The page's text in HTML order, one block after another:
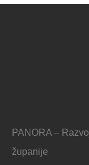
PANORA –
županije